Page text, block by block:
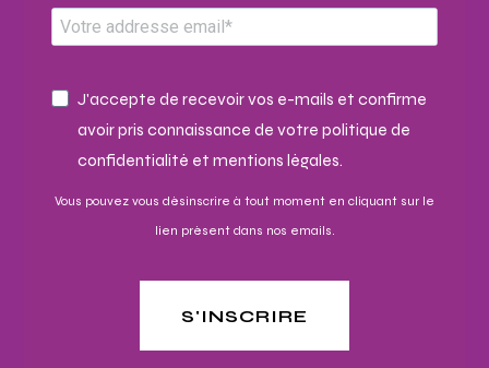
J'accepte de recevoir vos e-mails et confirme
avoir pris connaissance de votre politique de
confidentialité et mentions légales.
Vous pouvez vous désinscrire à tout moment en cliquant sur le
lien présent dans nos emails.
S'INSCRIRE